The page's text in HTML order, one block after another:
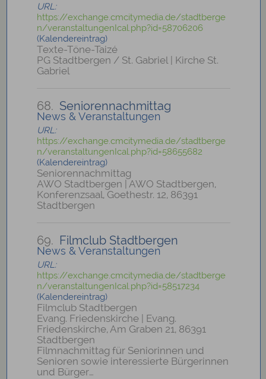
URL:
https://exchange.cmcitymedia.de/stadtberge
n/veranstaltungenIcal.php?id=58706206
(Kalendereintrag)
Texte-Töne-Taizé
PG Stadtbergen / St. Gabriel | Kirche St.
Gabriel
68. Seniorennachmittag
News & Veranstaltungen
URL:
https://exchange.cmcitymedia.de/stadtberge
n/veranstaltungenIcal.php?id=58655682
(Kalendereintrag)
Seniorennachmittag
AWO Stadtbergen | AWO Stadtbergen,
Konferenzsaal, Goethestr. 12, 86391
Stadtbergen
69. Filmclub Stadtbergen
News & Veranstaltungen
URL:
https://exchange.cmcitymedia.de/stadtberge
n/veranstaltungenIcal.php?id=58517234
(Kalendereintrag)
Filmclub Stadtbergen
Evang. Friedenskirche | Evang.
Friedenskirche, Am Graben 21, 86391
Stadtbergen
Filmnachmittag für Seniorinnen und
Senioren sowie interessierte Bürgerinnen
und Bürger…